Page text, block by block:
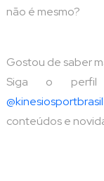
não é mesmo?
Gostou de saber
Siga o perfil
@kinesiosportbrasil
conteúdos e